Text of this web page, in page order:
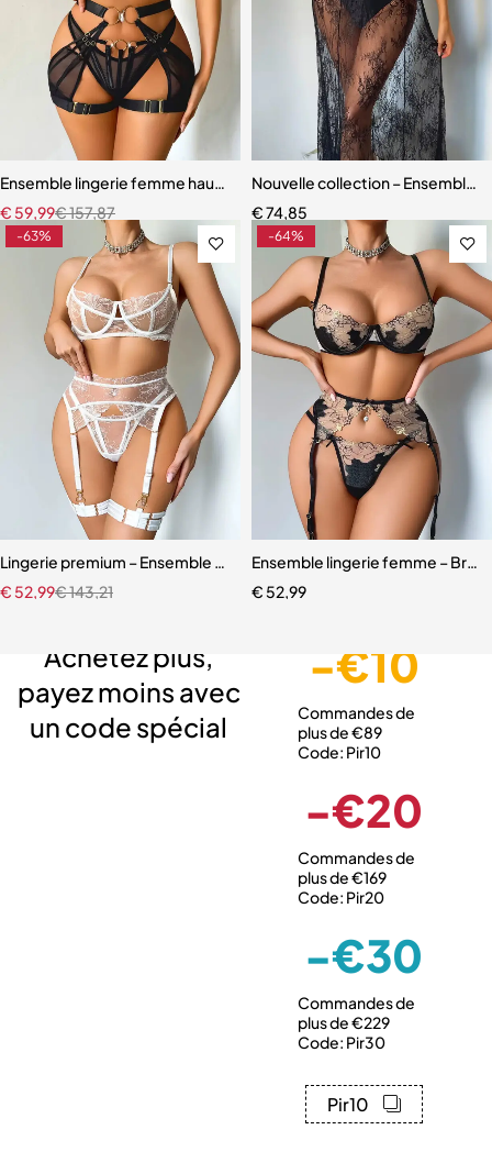
Ensemble lingerie femme haut de gamme – Design exclusif avec
€157,87
€ 59,99
Nouvelle collection – Ensemble
€74,85
-63%
Lingerie premium – Ensemble en broderie florale avec soutien-
€143,21
€ 52,99
-64%
Ensemble lingerie femme –
€ 52,99
Achetez plus,
payez moins avec
un code spécial
-€10
Commandes de
plus de €89
Code: Pir10
-€20
Commandes de
plus de €169
Code: Pir20
-€30
Commandes de
plus de €229
Code: Pir30
Pir10